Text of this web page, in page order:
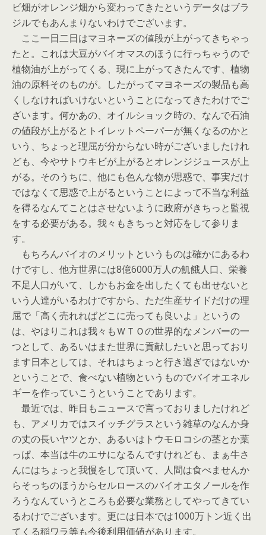
ビ畑がオレンジ畑から変わってきたというデータはブラ
ジルでもあんまりないわけでございます。
ここ一日二日はマヨネーズの値段が上がってきちゃっ
たと。これは大豆がバイオマスのほうに行っちゃうので
植物油が上がってくる、現に上がってきたんです、植物
油の原料そのものが。したがってマヨネーズの製品も高
くしなければいけないということになってきたわけでご
ざいます。何かあの、オイルショック時の、なんで石油
の値段が上がるとトイレットペーパーが無くなるのかと
いう、ちょっと理屈が分からない時がございましたけれ
ども、今やサトウキビが上がるとオレンジジュースが上
がる。そのうちに、他にも色んな物が思惑で、事実だけ
ではなくて思惑で上がるということによって不当な利益
を得るなんてことはさせないように政府がきちっと監視
をする必要がある。我々もきちっと対応をして参りま
す。
もちろんバイオのメリットというものは確かにあるわ
けですし、他方世界には8億6000万人の飢餓人口、栄養
不足人口がいて、しかもお金を出したくても出せないと
いう人達がいるわけですから、ただ生産サイドだけの理
屈で「高く売れればどこに売っても良いよ」というの
は、やはりこれは我々もＷＴＯの世界的なメンバーの一
つとして、あるいはまた世界に貢献したいと思っており
ます日本としては、それはちょっと行き過ぎではないか
ということで、食べない植物というものでバイオエネル
ギーを作っていこうということであります。
最近では、昨日もニュースで言っておりましたけれど
も、アメリカではスイッチグラスという雑草のなんか身
の丈の長いヤツとか、あるいはトウモロコシの茎とか葉
っぱ、本当は牛のエサになるんですけれども、まぁ牛さ
んにはちょっと我慢をして頂いて、人間は食べませんか
らそっちのほうからセルロースのバイオエタノールを作
ろうなんていうところも必要な業務としてやってきてい
るわけでございます。更には日本では1000万トン近く出
てくる稲ワラ等も今後利用価値があります。